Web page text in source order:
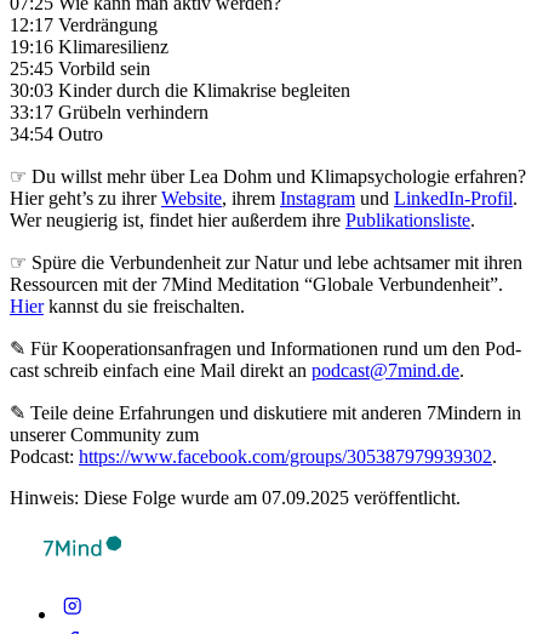
12:17 Verdrängung
19:16 Klimaresilienz
25:45 Vorbild sein
30:03 Kinder durch die Klimakrise begleiten
33:17 Grübeln verhindern
34:54 Outro
☞ Du willst mehr über Lea Dohm und Klimapsychologie erfahren?
Hier geht’s zu ihrerWebsite, ihrem Instagram und LinkedIn-Profil.
Wer neugierig ist, findet hier außerdem ihre Publikationsliste.
☞ Spüre die Verbundenheit zur Natur und lebe achtsamer mit ihren
Ressourcen mit der 7Mind Meditation “Globale Verbundenheit”.
Hierkannst du sie freischalten.
✎ Für Koope­ra­ti­ons­an­fra­gen und Infor­ma­tio­nen rund um den Pod­
cast schreib ein­fach eine Mail direkt an podcast@7mind.de.
✎ Teile deine Erfahrungen und diskutiere mit anderen 7Mindern in
unserer Community zum
Podcast: https://www.facebook.com/groups/305387979939302.
Hinweis: Diese Folge wurde am 07.09.2025 veröffentlicht.